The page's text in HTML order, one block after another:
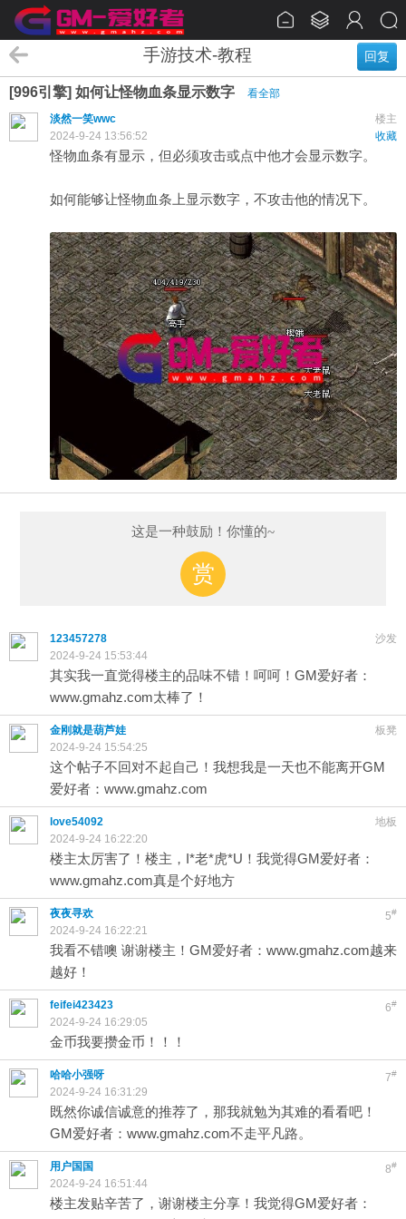
回复
手游技术-教程
[996引擎] 如何让怪物血条显示数字
看全部
楼主
淡然一笑wwc
收藏
2024-9-24 13:56:52
怪物血条有显示，但必须攻击或点中他才会显示数字。
如何能够让怪物血条上显示数字，不攻击他的情况下。
这是一种鼓励！你懂的~
赏
沙发
123457278
2024-9-24 15:53:44
其实我一直觉得楼主的品味不错！呵呵！GM爱好者：
www.gmahz.com太棒了！
板凳
金刚就是葫芦娃
2024-9-24 15:54:25
这个帖子不回对不起自己！我想我是一天也不能离开GM
爱好者：www.gmahz.com
地板
love54092
2024-9-24 16:22:20
楼主太厉害了！楼主，I*老*虎*U！我觉得GM爱好者：
www.gmahz.com真是个好地方
5#
夜夜寻欢
2024-9-24 16:22:21
我看不错噢 谢谢楼主！GM爱好者：www.gmahz.com越来
越好！
6#
feifei423423
2024-9-24 16:29:05
金币我要攒金币！！！
7#
哈哈小强呀
2024-9-24 16:31:29
既然你诚信诚意的推荐了，那我就勉为其难的看看吧！
GM爱好者：www.gmahz.com不走平凡路。
8#
用户国国
2024-9-24 16:51:44
楼主发贴辛苦了，谢谢楼主分享！我觉得GM爱好者：